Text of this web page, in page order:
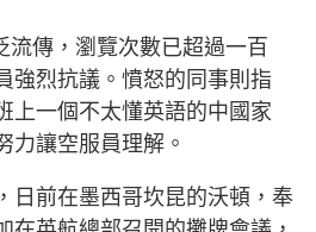
流傳，瀏覽次數已超過一百
強烈抗議。憤怒的同事則指
上一個不太懂英語的中國家
力讓空服員理解。
日前在墨西哥坎昆的沃頓，奉